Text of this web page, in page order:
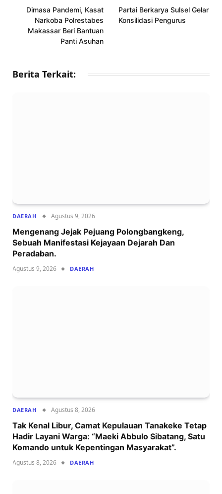
Dimasa Pandemi, Kasat
Narkoba Polrestabes
Makassar Beri Bantuan
Panti Asuhan
Partai Berkarya Sulsel Gelar
Konsilidasi Pengurus
Berita Terkait:
DAERAH Agustus 9, 2026
Mengenang Jejak Pejuang Polongbangkeng,
Sebuah Manifestasi Kejayaan Dejarah Dan
Peradaban.
Agustus 9, 2026 DAERAH
DAERAH Agustus 8, 2026
Tak Kenal Libur, Camat Kepulauan Tanakeke Tetap
Hadir Layani Warga: “Maeki Abbulo Sibatang, Satu
Komando untuk Kepentingan Masyarakat”.
Agustus 8, 2026 DAERAH